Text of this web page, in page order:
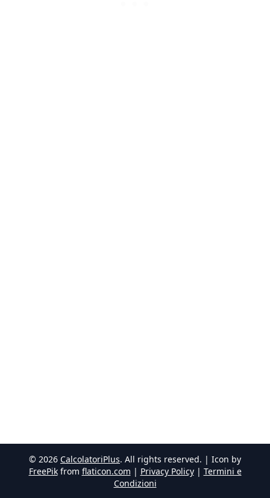
© 2026 CalcolatoriPlus. All rights reserved. | Icon by
FreePik from flaticon.com | Privacy Policy| Termini e
Condizioni